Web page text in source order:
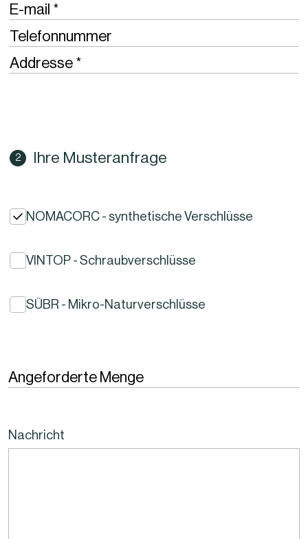
E-mail Required
Telefonnummer
Addresse Required
Ihre Musteranfrage
NOMACORC - synthetische Verschlüsse
VINTOP - Schraubverschlüsse
SÜBR - Mikro-Naturverschlüsse
Angeforderte Menge
Nachricht